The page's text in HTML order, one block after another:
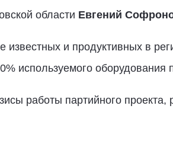
области Евгений
и продуктивных в
используемого оборудования
работы партийного